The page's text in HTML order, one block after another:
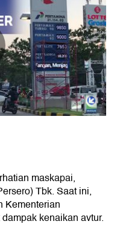
maskapai,
Tbk. Saat ini,
Kementerian
kenaikan avtur.